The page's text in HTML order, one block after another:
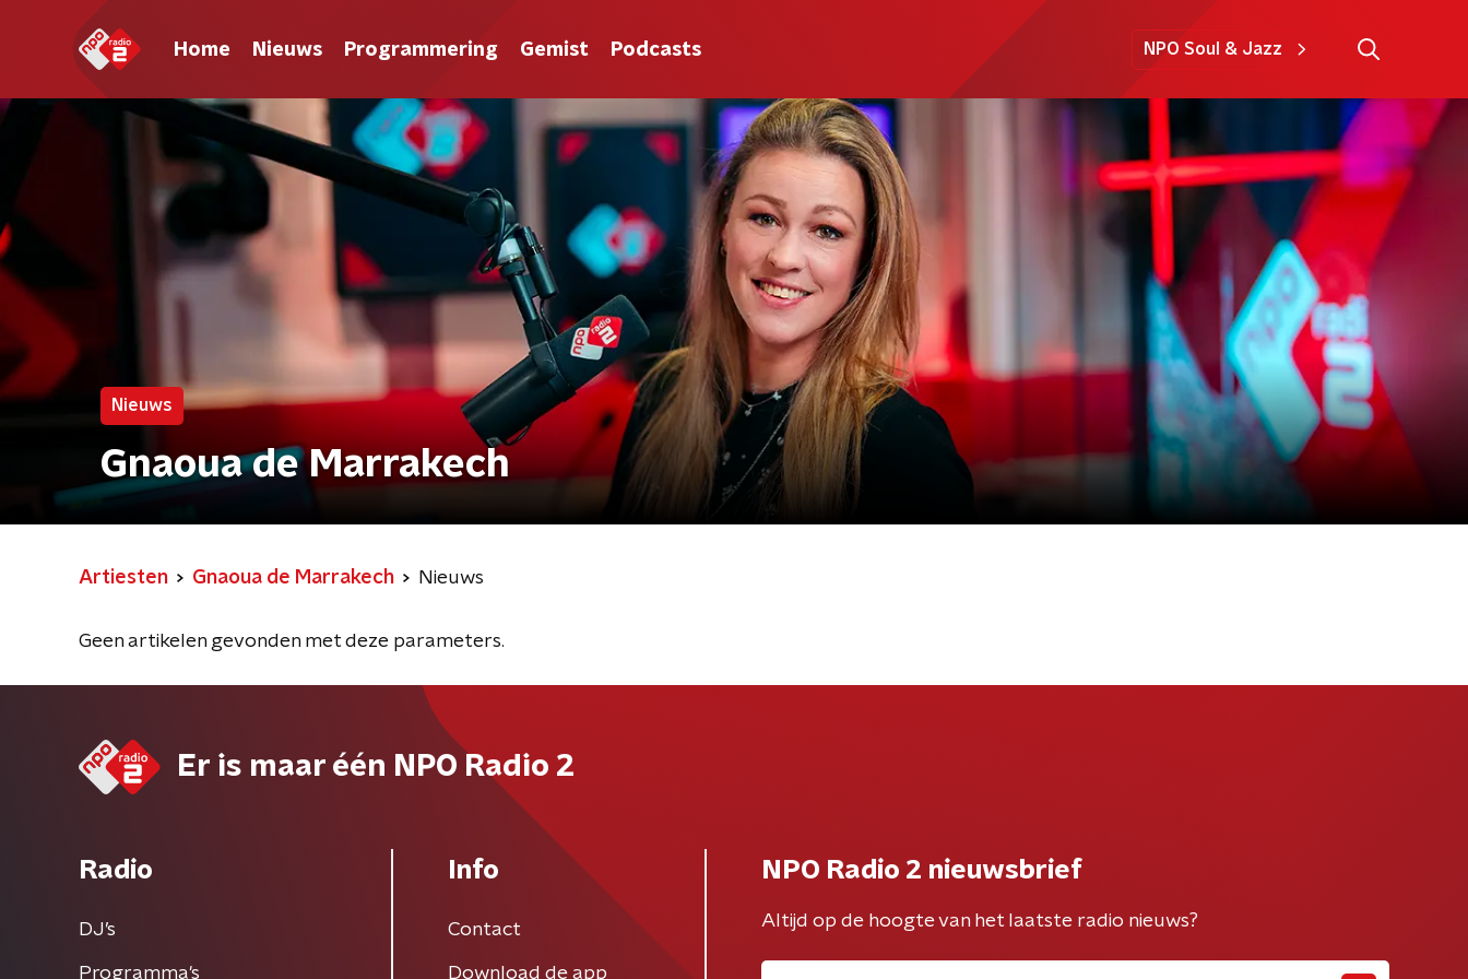
Home Nieuws Programmering Gemist Podcasts NPO Soul & Jazz
Nieuws
Gnaoua de Marrakech
Artiesten Gnaoua de Marrakech Nieuws
Geen artikelen gevonden met deze parameters.
Er is maar één NPO Radio 2
Radio
DJ’s
Programma's
Info
Contact
Download de app
NPO Radio 2 nieuwsbrief
Altijd op de hoogte van het laatste radio nieuws?